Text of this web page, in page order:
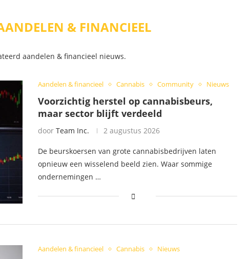
& FINANCIEEL
aandelen & financieel nieuws.
Aandelen & financieel Cannabis Community Nieuws
Voorzichtig herstel op cannabisbeurs,
maar sector blijft verdeeld
door Team Inc. 2 augustus 2026
De beurskoersen van grote cannabisbedrijven laten
opnieuw een wisselend beeld zien. Waar sommige
ondernemingen …
Aandelen & financieel Cannabis Nieuws